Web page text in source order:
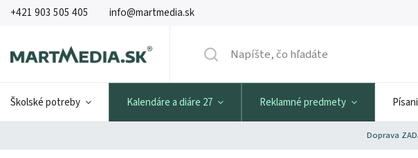
+421 903 505 405 info@martmedia.sk
Školské potreby Kalendáre a diáre 27 Reklamné predmety
Doprava